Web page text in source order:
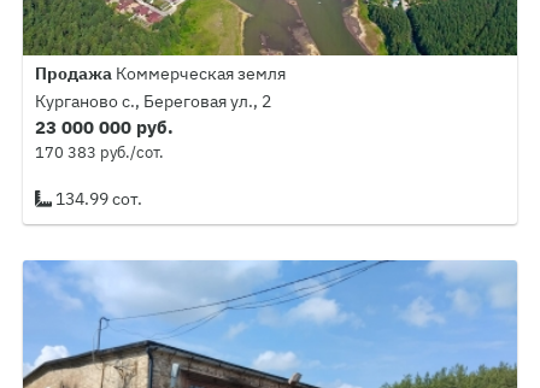
Продажа Коммерческая земля
Курганово с., Береговая ул., 2
23 000 000 руб.
170 383 руб./сот.
134.99 сот.